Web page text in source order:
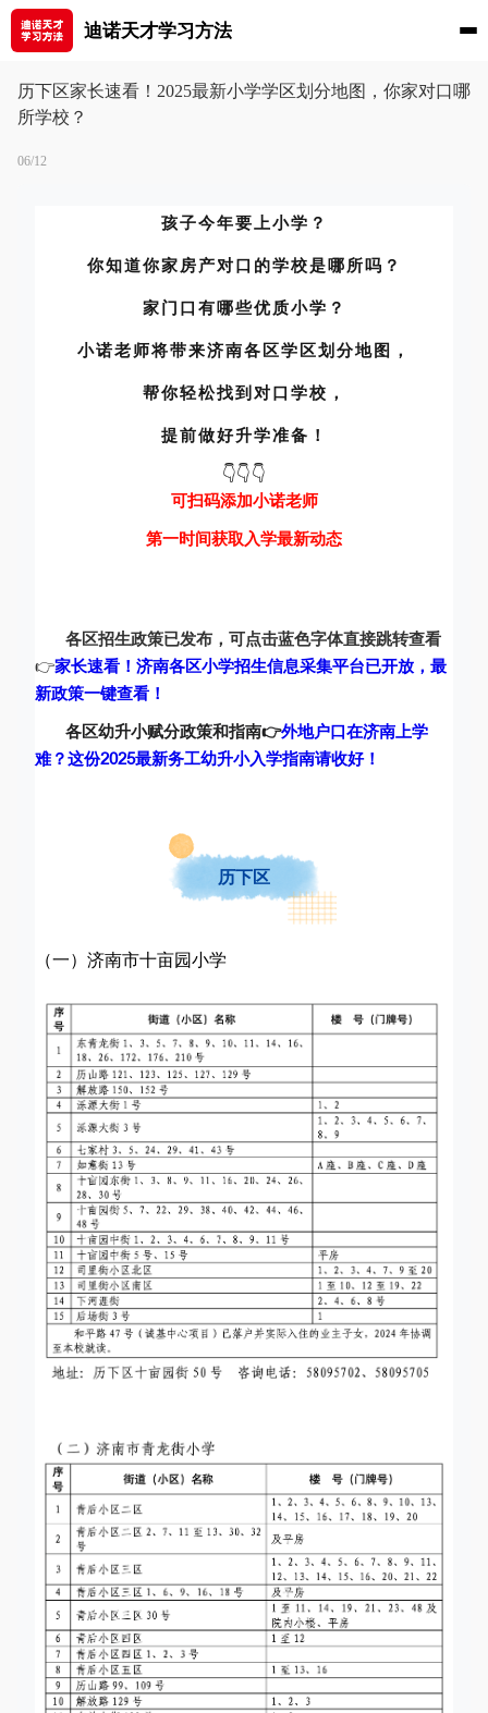
迪诺天才学习方法
历下区家长速看！2025最新小学学区划分地图，你家对口哪
所学校？
06/12
孩子今年要上小学？
你知道你家房产对口的学校是哪所吗？
家门口有哪些优质小学？
小诺老师将带来济南各区学区划分地图，
帮你轻松找到对口学校，
提前做好升学准备！
👇👇👇
可扫码添加小诺老师
第一时间获取入学最新动态
各区招生政策已发布，可点击蓝色字体直接跳转查看
👉家长速看！济南各区小学招生信息采集平台已开放，最
新政策一键查看！
各区幼升小赋分政策和指南👉外地户口在济南上学
难？这份2025最新务工幼升小入学指南请收好！
历下区
（一） 济南市十亩园小学